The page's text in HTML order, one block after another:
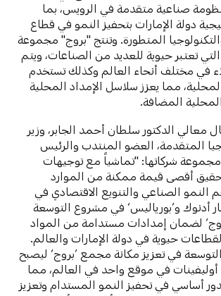
صناعية متقدمة في الرويس، بما
دولة الإمارات بتحفيز النمو في قطاع
والتكنولوجيا المتطورة. وتنتج "بروج" مجموعة
تعتبر حيوية للعديد من الصناعات، ويتم
في مختلف أنحاء العالم وكذلك تستخدم
مما يعزز سلاسل الإمداد المحلية
المضافة.
معالي الدكتور سلطان أحمد الجابر، وزير
المتقدمة، العضو المنتدب والرئيس
شركاتها: "تماشياً مع توجيهات
أقصى قيمة ممكنة من الموارد
النمو الصناعي والتنويع الاقتصادي في
أدنوك و’بورياليس‘ في مشروع التوسعة
لضمان إمدادات مستدامة من المواد
لقطاعات حيوية في دولة الإمارات والعالم.
في تعزيز مكانة مجمع ’بروج‘ ليصبح
في موقع واحد في العالم، مما
أساسي في تحفيز النمو المستدام وتعزيز